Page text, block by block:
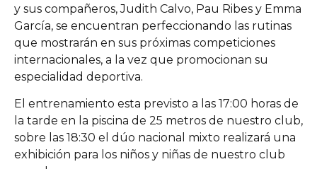
y sus compañeros, Judith Calvo, Pau Ribes y Emma
García, se encuentran perfeccionando las rutinas
que mostrarán en sus próximas competiciones
internacionales, a la vez que promocionan su
especialidad deportiva.
El entrenamiento esta previsto a las 17:00 horas de
la tarde en la piscina de 25 metros de nuestro club,
sobre las 18:30 el dúo nacional mixto realizará una
exhibición para los niños y niñas de nuestro club